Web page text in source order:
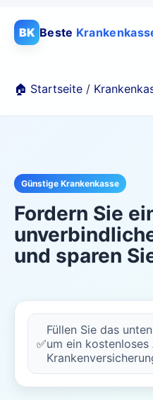
BK Beste
🏠 Startseite /
Günstige Krankenkasse
Fordern Sie
und sparen
✅
Füllen Sie das
um ein